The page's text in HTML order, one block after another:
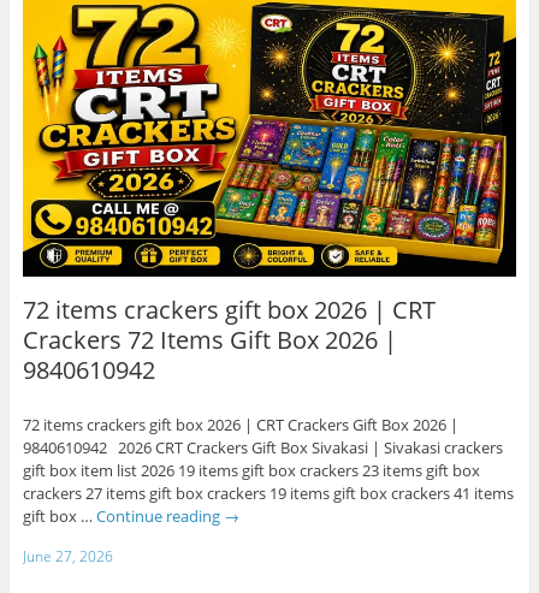
72 items crackers gift box 2026 | CRT
Crackers 72 Items Gift Box 2026 |
9840610942
72 items crackers gift box 2026 | CRT Crackers Gift Box 2026 |
9840610942 2026 CRT Crackers Gift Box Sivakasi | Sivakasi crackers
gift box item list 2026 19 items gift box crackers 23 items gift box
crackers 27 items gift box crackers 19 items gift box crackers 41 items
gift box … Continue reading →
June 27, 2026